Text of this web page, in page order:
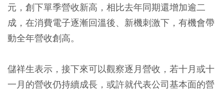
元，創下單季營收新高，相比去年同期還增加逾二
成，在消費電子逐漸回溫後、新機刺激下，有機會帶
動全年營收創高。
儲祥生表示，接下來可以觀察逐月營收，若十月或十
一月的營收仍持續成長，或許就代表公司基本面的營